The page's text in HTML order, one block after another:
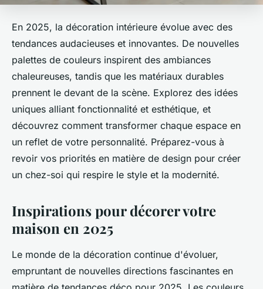
En 2025, la décoration intérieure évolue avec des
tendances audacieuses et innovantes. De nouvelles
palettes de couleurs inspirent des ambiances
chaleureuses, tandis que les matériaux durables
prennent le devant de la scène. Explorez des idées
uniques alliant fonctionnalité et esthétique, et
découvrez comment transformer chaque espace en
un reflet de votre personnalité. Préparez-vous à
revoir vos priorités en matière de design pour créer
un chez-soi qui respire le style et la modernité.
Inspirations pour décorer votre
maison en 2025
Le monde de la décoration continue d'évoluer,
empruntant de nouvelles directions fascinantes en